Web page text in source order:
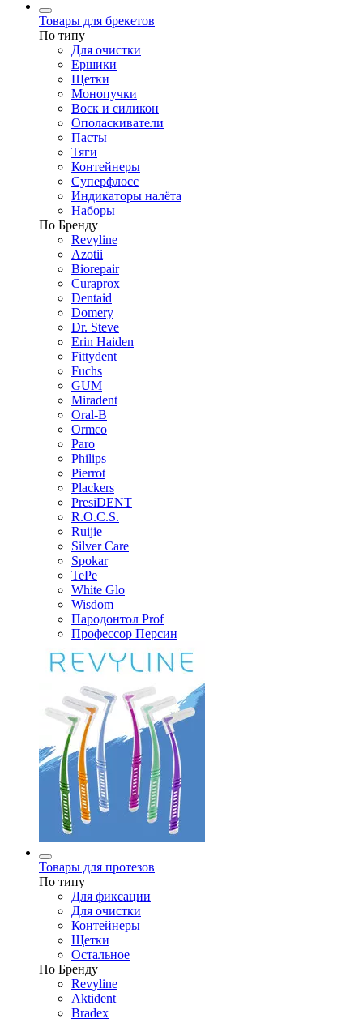
Товары для брекетов
По типу
Для очистки
Ершики
Щетки
Монопучки
Воск и силикон
Ополаскиватели
Пасты
Тяги
Контейнеры
Суперфлосс
Индикаторы налёта
Наборы
По Бренду
Revyline
Azotii
Biorepair
Curaprox
Dentaid
Domery
Dr. Steve
Erin Haiden
Fittydent
Fuchs
GUM
Miradent
Oral-B
Ormco
Paro
Philips
Pierrot
Plackers
PresiDENT
R.O.C.S.
Ruijie
Silver Care
Spokar
TePe
White Glo
Wisdom
Пародонтол Prof
Профессор Персин
Товары для протезов
По типу
Для фиксации
Для очистки
Контейнеры
Щетки
Остальное
По Бренду
Revyline
Aktident
Bradex